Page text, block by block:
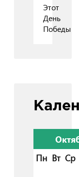
Этот
День
Победы
Пн Вт Ср